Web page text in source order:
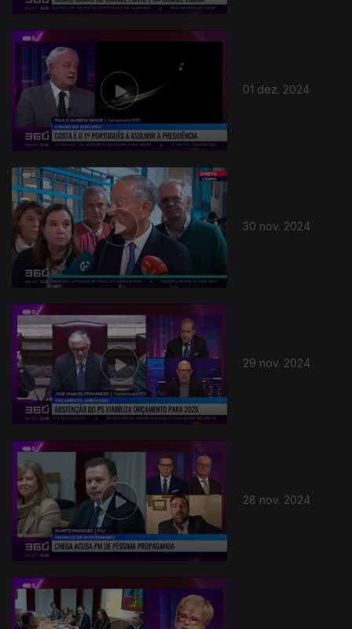
01 dez. 2024
30 nov. 2024
29 nov. 2024
28 nov. 2024
811836